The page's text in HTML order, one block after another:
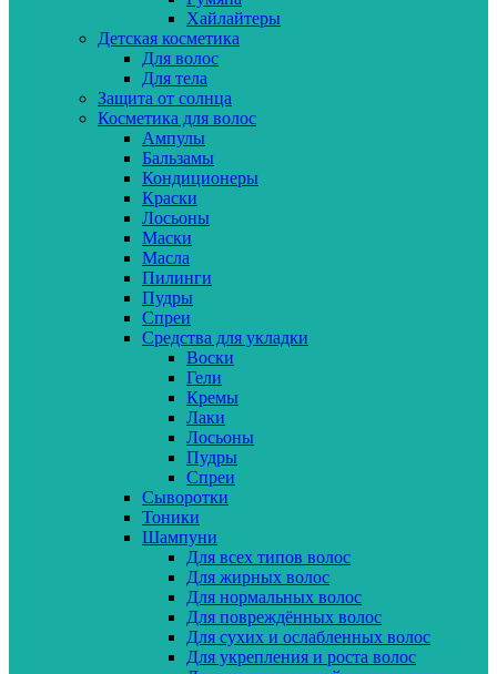
Хайлайтеры
Детская косметика
Для волос
Для тела
Защита от солнца
Косметика для волос
Ампулы
Бальзамы
Кондиционеры
Краски
Лосьоны
Маски
Масла
Пилинги
Пудры
Спреи
Средства для укладки
Воски
Гели
Кремы
Лаки
Лосьоны
Пудры
Спреи
Сыворотки
Тоники
Шампуни
Для всех типов волос
Для жирных волос
Для нормальных волос
Для повреждённых волос
Для сухих и ослабленных волос
Для укрепления и роста волос